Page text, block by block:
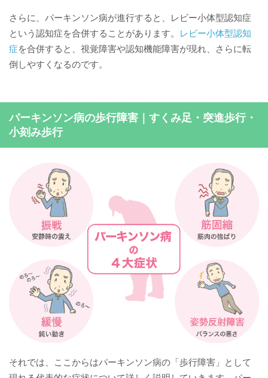
さらに、パーキンソン病が進行すると、レビー小体型認知症
という認知症を合併することがあります。
レビー小体型認知
症を合併すると、視覚障害や認知機能障害が現れ、さらに転
倒しやすくなるのです。
パーキンソン病の歩行障害｜すくみ足・突進歩行・
小刻み歩行
それでは、ここからはパーキンソン病の「歩行障害」として